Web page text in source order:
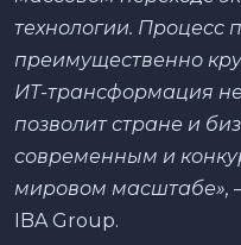
технологии. Процесс
преимущественно
ИТ-трансформация
позволит стране и
современным и
мировом масштабе»,
IBA Group.